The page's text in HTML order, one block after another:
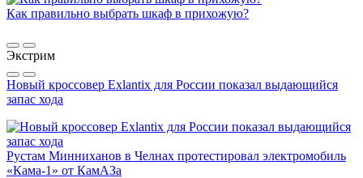
Как правильно выбрать шкаф в прихожую?
Экстрим
Новый кроссовер Exlantix для России показал выдающийся
запас хода
Рустам Минниханов в Челнах протестировал электромобиль
«Кама-1» от КамАЗа